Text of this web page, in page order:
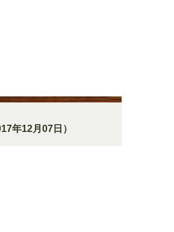
年12月07日）